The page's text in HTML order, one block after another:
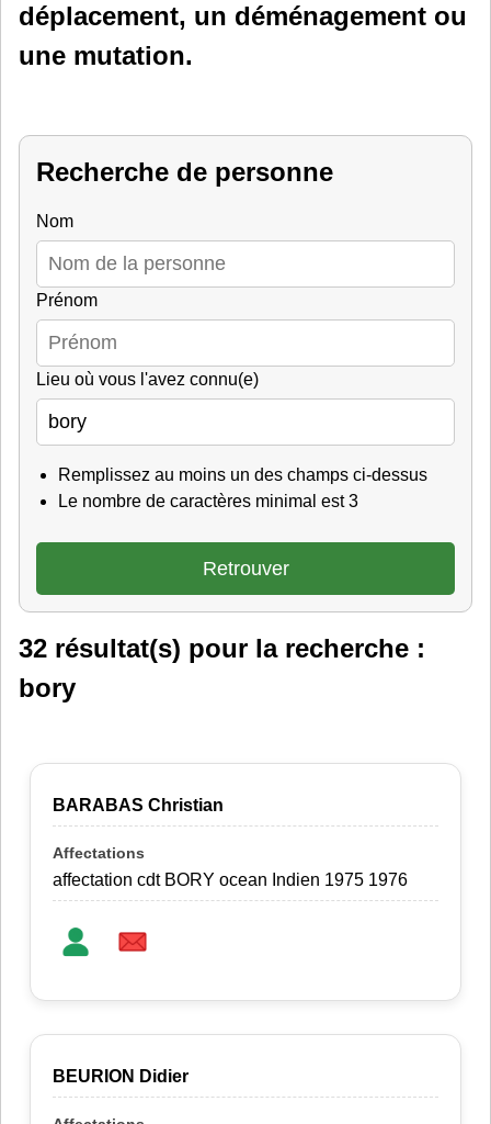
déplacement, un déménagement ou
une mutation.
Recherche de personne
Nom
Prénom
Lieu où vous l'avez connu(e)
Remplissez au moins un des champs ci-dessus
Le nombre de caractères minimal est 3
32 résultat(s) pour la recherche :
bory
BARABAS Christian
affectation cdt BORY ocean Indien 1975 1976
BEURION Didier